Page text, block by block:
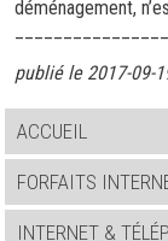
déménagement,
publié le 2017-09-
ACCUEIL
FORFAITS
INTERNET &